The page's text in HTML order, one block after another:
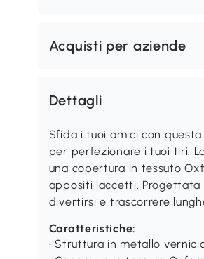
Acquisti per aziende
Dettagli
Sfida i tuoi amici con
per perfezionare i tuoi tiri.
una copertura in tessuto
appositi laccetti. Progettata
divertirsi e trascorrere
Caratteristiche:
• Struttura in metallo